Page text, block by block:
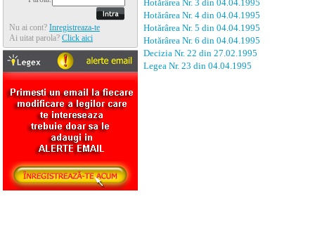
Nu ai cont? Inregistreaza-te
Ai uitat parola? Click aici
Hotărârea Nr. 3 din 04.04.1995
Hotărârea Nr. 4 din 04.04.1995
Hotărârea Nr. 5 din 04.04.1995
Hotărârea Nr. 6 din 04.04.1995
Decizia Nr. 22 din 27.02.1995
Legea Nr. 23 din 04.04.1995